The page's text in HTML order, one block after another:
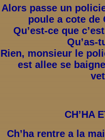
Alors passe un
poule a cote de
Qu’est-ce que
Qu’as-
Rien, monsieur le
est allee se
CH’HA
Ch’harentre a la